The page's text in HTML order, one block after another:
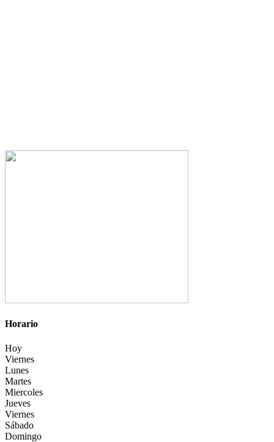
Horario
Hoy
Viernes
Lunes
Martes
Miercoles
Jueves
Viernes
Sábado
Domingo